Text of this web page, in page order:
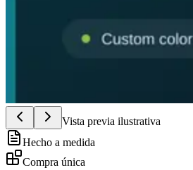
Vista previa ilustrativa
Hecho a medida
Compra única